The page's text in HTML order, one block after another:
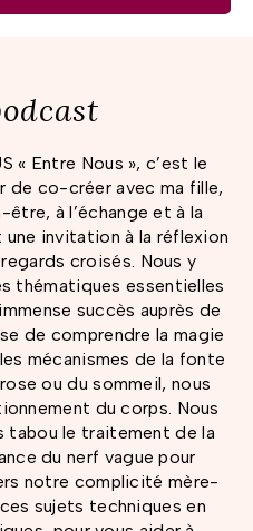
« Entre Nous », c’est le
de co-créer avec ma fille,
à l’échange et à la
invitation à la réflexion
croisés. Nous y
thématiques essentielles
succès auprès de
de comprendre la magie
mécanismes de la fonte
ou dusommeil, nous
du corps. Nous
tabou le traitement de la
dunerf vague pour
notre complicité mère-
sujets techniques en